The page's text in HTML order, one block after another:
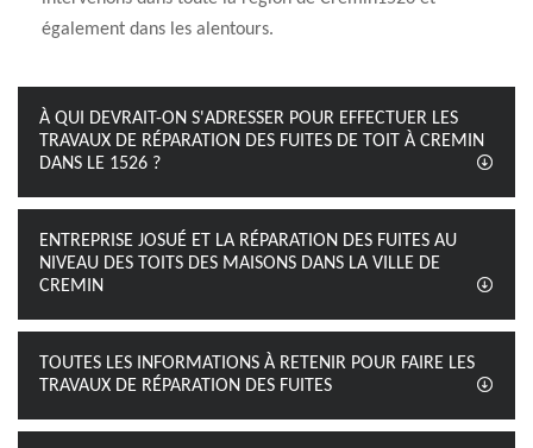
également dans les alentours.
À QUI DEVRAIT-ON S'ADRESSER POUR EFFECTUER LES
TRAVAUX DE RÉPARATION DES FUITES DE TOIT À CREMIN
DANS LE 1526 ?
ENTREPRISE JOSUÉ ET LA RÉPARATION DES FUITES AU
NIVEAU DES TOITS DES MAISONS DANS LA VILLE DE
CREMIN
TOUTES LES INFORMATIONS À RETENIR POUR FAIRE LES
TRAVAUX DE RÉPARATION DES FUITES